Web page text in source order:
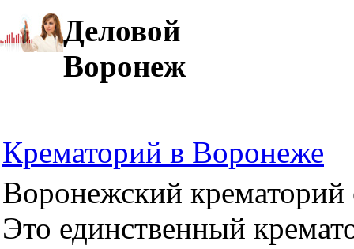
Деловой
Воронеж
Крематорий в Воронеже
Воронежский крематорий
Это единственный